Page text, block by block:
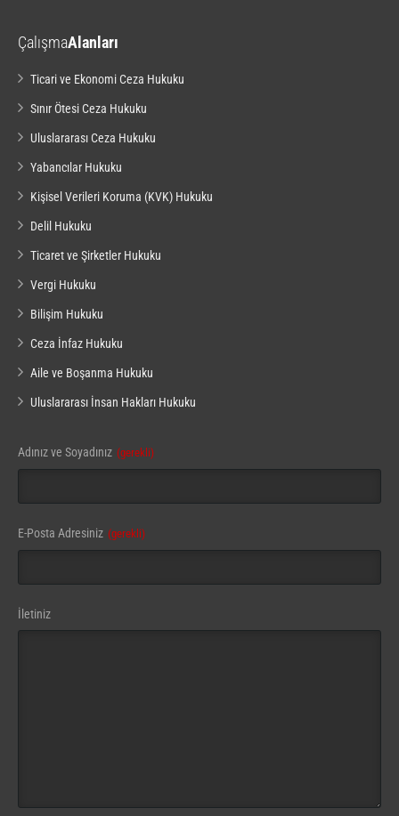
ÇalışmaAlanları
Ticari ve Ekonomi Ceza Hukuku
Sınır Ötesi Ceza Hukuku
Uluslararası Ceza Hukuku
Yabancılar Hukuku
Kişisel Verileri Koruma (KVK) Hukuku
Delil Hukuku
Ticaret ve Şirketler Hukuku
Vergi Hukuku
Bilişim Hukuku
Ceza İnfaz Hukuku
Aile ve Boşanma Hukuku
Uluslararası İnsan Hakları Hukuku
Adınız ve Soyadınız (gerekli)
E-Posta Adresiniz (gerekli)
İletiniz